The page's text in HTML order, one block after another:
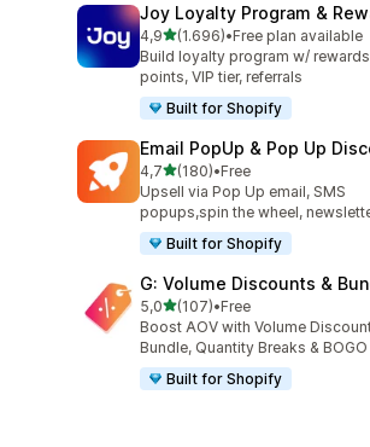
Joy Loyalty Program &
4,9de 5 estrelas
(1.696)
1696 total de avaliações
•Free plan available
Build loyalty program w/
points, VIP tier, referrals
Built for Shopify
Email PopUp & Pop Up
4,7de 5 estrelas
(180)
180 total de avaliações
•Free
Upsell via Pop Up email, SMS
popups,spin the wheel,
Built for Shopify
G: Volume Discounts &
5,0de 5 estrelas
(107)
107 total de avaliações
•Free
Boost AOV with Volume
Bundle, Quantity Breaks & BOGO
Built for Shopify